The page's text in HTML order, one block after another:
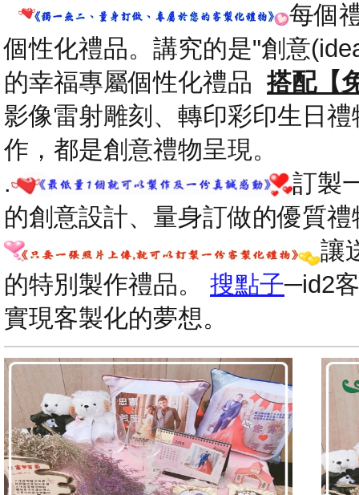
每個
個性化禮品。講究的是"創意
的幸福專屬個性化禮品搭配【
影像雷射雕刻、轉印彩印生日禮
作，都是創意禮物呈現。
.
訂製
的創意設計、量身訂做的優質禮
讓
的特別製作禮品。 搜點子─id2
實現客製化的夢想。